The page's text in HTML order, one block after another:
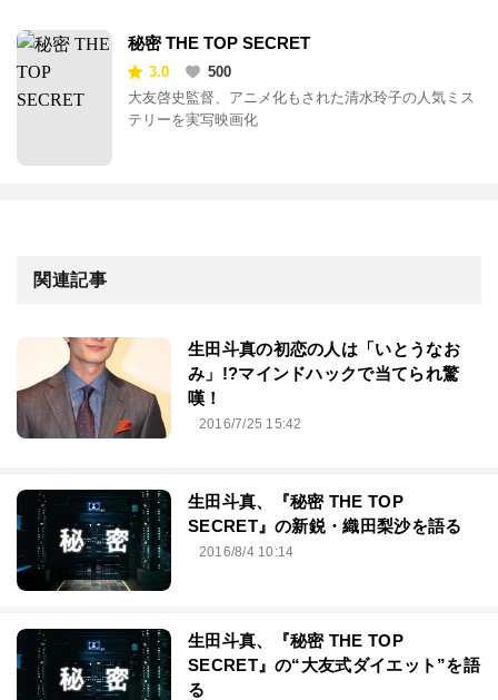
秘密 THE TOP SECRET
3.0
500
大友啓史監督、アニメ化もされた清水玲子の人気ミス
テリーを実写映画化
関連記事
生田斗真の初恋の人は「いとうなお
み」!?マインドハックで当てられ驚
嘆！
2016/7/25 15:42
生田斗真、『秘密 THE TOP
SECRET』の新鋭・織田梨沙を語る
2016/8/4 10:14
生田斗真、『秘密 THE TOP
SECRET』の“大友式ダイエット”を語
る